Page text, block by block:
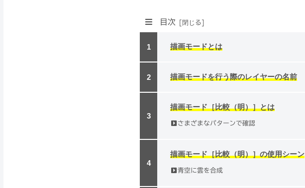
目次
描画モードとは
描画モードを行う際のレイヤーの名前
描画モード［比較（明）］とは
さまざまなパターンで確認
描画モード［比較（明）］の使用シーン
青空に雲を合成